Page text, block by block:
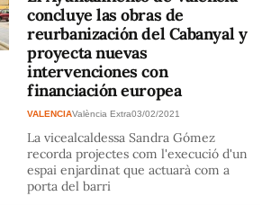
concluye las obras de
reurbanización del Cabanyal y
proyecta nuevas
intervenciones con
financiación europea
VALENCIAValència Extra03/02/2021
La vicealcaldessa Sandra Gómez
recorda projectes com l'execució d'un
espai enjardinat que actuarà com a
porta del barri